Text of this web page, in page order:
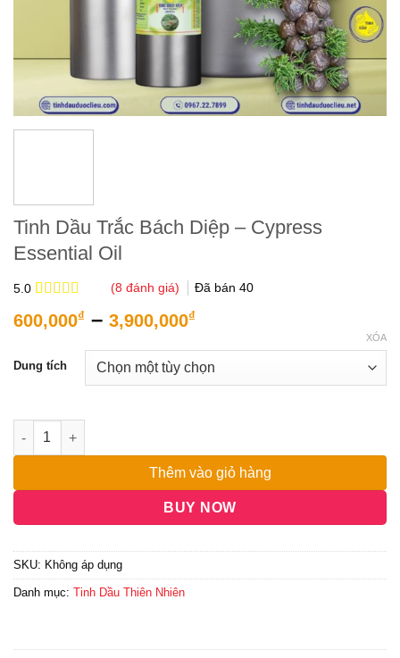
Tinh Dầu Trắc Bách Diệp – Cypress
Essential Oil
5.0
trên 5
dựa trên
(8 đánh giá) Đã bán 40
600,000₫ – 3,900,000₫
từ
600,000₫
Dung tích
XÓA
Thêm vào giỏ hàng
BUY NOW
SKU: Không áp dụng
Danh mục: Tinh Dầu Thiên Nhiên